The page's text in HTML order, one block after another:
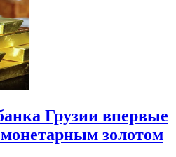
Грузии впервые
золотом